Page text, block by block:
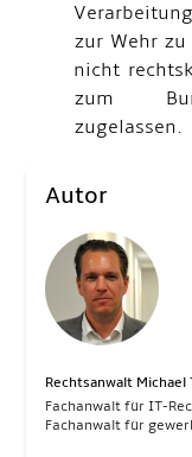
Autor
Rechtsanwalt Michael
Fachanwalt für IT-
Fachanwalt für
zur Wehr
nicht
zum
zugelassen.